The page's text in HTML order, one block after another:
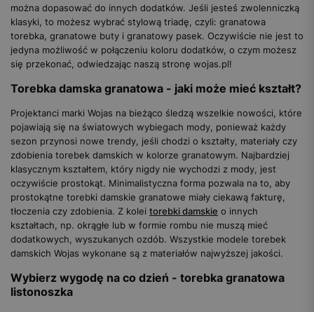
można dopasować do innych dodatków. Jeśli jesteś zwolenniczką
klasyki, to możesz wybrać stylową triadę, czyli: granatowa
torebka, granatowe buty i granatowy pasek. Oczywiście nie jest to
jedyna możliwość w połączeniu koloru dodatków, o czym możesz
się przekonać, odwiedzając naszą stronę wojas.pl!
Torebka damska granatowa - jaki może mieć kształt?
Projektanci marki Wojas na bieżąco śledzą wszelkie nowości, które
pojawiają się na światowych wybiegach mody, ponieważ każdy
sezon przynosi nowe trendy, jeśli chodzi o kształty, materiały czy
zdobienia torebek damskich w kolorze granatowym. Najbardziej
klasycznym kształtem, który nigdy nie wychodzi z mody, jest
oczywiście prostokąt. Minimalistyczna forma pozwala na to, aby
prostokątne torebki damskie granatowe miały ciekawą fakturę,
tłoczenia czy zdobienia. Z kolei torebki damskie o innych
kształtach, np. okrągłe lub w formie rombu nie muszą mieć
dodatkowych, wyszukanych ozdób. Wszystkie modele torebek
damskich Wojas wykonane są z materiałów najwyższej jakości.
Wybierz wygodę na co dzień - torebka granatowa
listonoszka